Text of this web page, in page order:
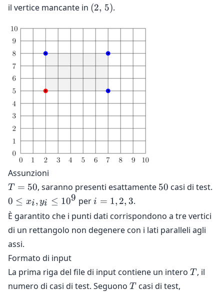
il vertice mancante in (2,\,
(2, 5).
Assunzioni
T
=
50
T = 50, saranno presenti esattamente 50
50 casi di test.
0 \le
x_i,
y_i
\le
10^9
0 ≤ xi, yi ≤ 109 peri
=
1,
2,
i = 1, 2, 3.
È garantito che i punti dati corrispondono a tre vertici
di un rettangolo non degenere con i lati paralleli agli
assi.
Formato di input
La prima riga del file di input contiene un intero T
T , il
numero di casi di test. Seguono T
T casi di test,